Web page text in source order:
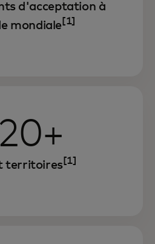
d'acceptation à
mondiale[1]
territoires [1]